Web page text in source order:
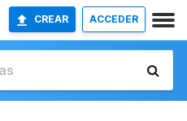
CREAR ACCEDER